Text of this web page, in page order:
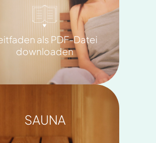
als PDF-Datei
downloaden
SAUNA